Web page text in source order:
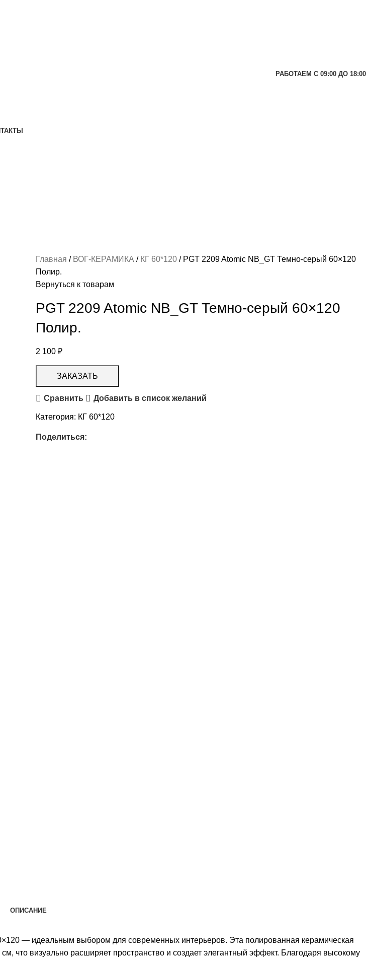
РАБОТАЕМ С 09:00 ДО 18:00
Главная ВОГ-КЕРАМИКА КГ 60*120
PGT 2209 Atomic NB_GT Темно-серый 60×120
Полир.
Вернуться к товарам
PGT 2209 Atomic NB_GT Темно-серый 60×120
Полир.
2 100 ₽
ЗАКАЗАТЬ
Сравнить Добавить в список желаний
Категория: КГ 60*120
Поделиться:
ОПИСАНИЕ
— идеальным выбором для современных интерьеров. Эта полированная керамическая
что визуально расширяет пространство и создает элегантный эффект. Благодаря высокому